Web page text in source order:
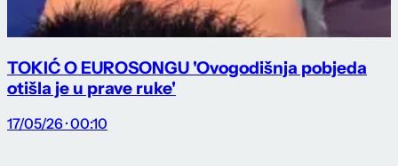
TOKIĆ O EUROSONGU 'Ovogodišnja pobjeda
otišla je u prave ruke'
17/05/26 · 00:10